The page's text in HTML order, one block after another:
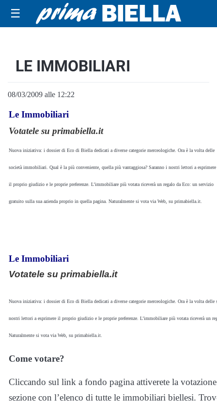
☰
LE IMMOBILIARI
08/03/2009 alle 12:22
Le Immobiliari
Votatele su primabiella.it
Nuova iniziativa: i dossier di Eco di Biella dedicati a diverse categorie merceologiche. Ora è la volta delle
società immobiliari. Qual è la più conveniente, quella più vantaggiosa? Saranno i nostri lettori a esprimere
il proprio giudizio e le proprie preferenze. L’immobiliare più votata riceverà un regalo da Eco: un servizio
gratuito sulla sua azienda proprio in quella pagina. Naturalmente si vota via Web, su primabiella.it.
Le Immobiliari
Votatele su primabiella.it
Nuova iniziativa: i dossier di Eco di Biella dedicati a diverse categorie merceologiche. Ora è la volta
nostri lettori a esprimere il proprio giudizio e le proprie preferenze. L’immobiliare più votata riceverà un
Naturalmente si vota via Web, su primabiella.it.
Come votare?
Cliccando sul link a fondo pagina attiverete la
sezione con l’elenco di tutte le immobiliari biellesi.